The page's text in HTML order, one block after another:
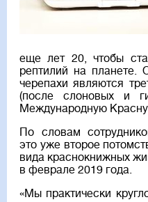
еще лет 20, чтобы
рептилий на планете.
черепахи являются
(после слоновых и
Международную
По словам
это уже второе
вида краснокнижных
в феврале 2019 года.
«Мы практически